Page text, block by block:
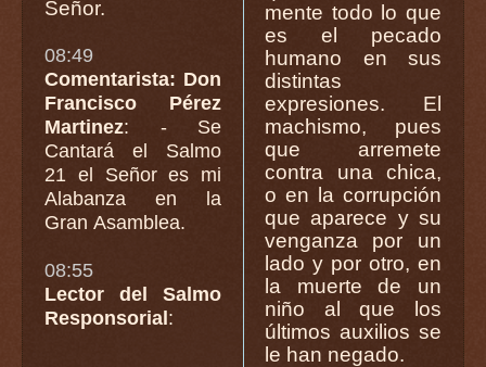
Señor.
08:49
Comentarista: Don
Francisco Pérez
Martinez: - Se
Cantará el Salmo
21 el Señor es mi
Alabanza en la
Gran Asamblea.
08:55
Lector del Salmo
Responsorial:
mente todo lo que
es el pecado
humano en sus
distintas
expresiones. El
machismo, pues
que arremete
contra una chica,
o en la corrupción
que aparece y su
venganza por un
lado y por otro, en
la muerte de un
niño al que los
últimos auxilios se
le han negado.